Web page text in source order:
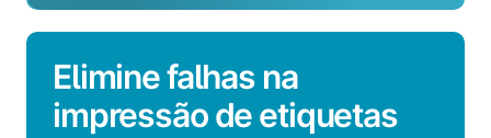
Elimine falhas na
impressão de etiquetas